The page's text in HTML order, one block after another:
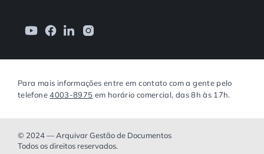
Para mais informações entre em contato com a gente pelo
telefone4003-8975 em horário comercial, das 8h às 17h.
© 2024 — Arquivar Gestão de Documentos
Todos os direitos reservados.